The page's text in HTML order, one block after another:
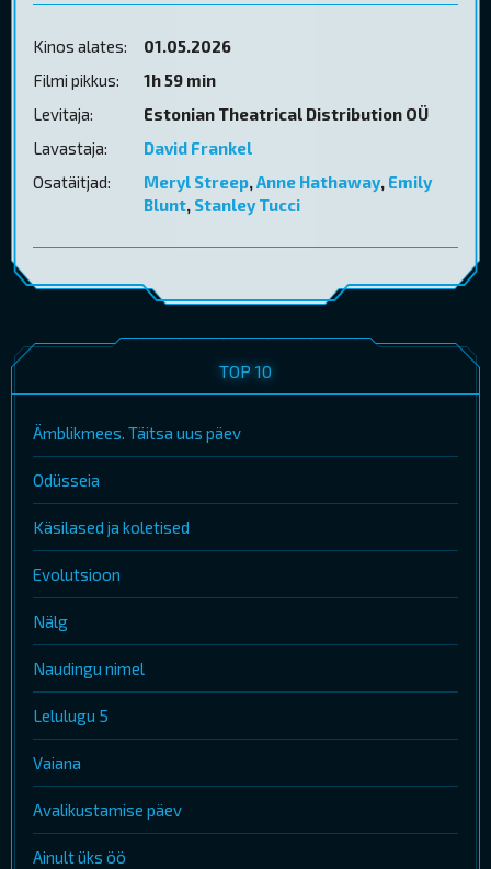
Kinos alates:
01.05.2026
Filmi pikkus:
1h 59 min
Levitaja:
Estonian Theatrical Distribution OÜ
Lavastaja:
David Frankel
Osatäitjad:
Meryl Streep,Anne Hathaway, Emily
Blunt, Stanley Tucci
TOP 10
Ämblikmees. Täitsa uus päev
Odüsseia
Käsilased ja koletised
Evolutsioon
Nälg
Naudingu nimel
Lelulugu 5
Vaiana
Avalikustamise päev
Ainult üks öö